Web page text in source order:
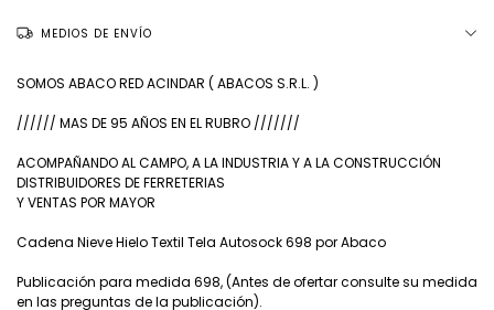
MEDIOS DE ENVÍO
SOMOS ABACO RED ACINDAR ( ABACOS S.R.L. )
////// MAS DE 95 AÑOS EN EL RUBRO ///////
ACOMPAÑANDO AL CAMPO, A LA INDUSTRIA Y A LA CONSTRUCCIÓN
DISTRIBUIDORES DE FERRETERIAS
Y VENTAS POR MAYOR
Cadena Nieve Hielo Textil Tela Autosock 698 por Abaco
Publicación para medida 698, (Antes de ofertar consulte su medida
en las preguntas de la publicación).